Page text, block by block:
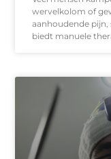
wervelkolom of
aanhoudende
biedt manuele